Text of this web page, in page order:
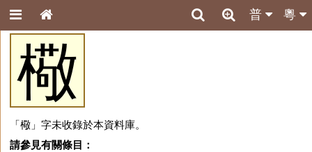
粵
普
㯳
「㯳」字未收錄於本資料庫。
請參見有關條目：